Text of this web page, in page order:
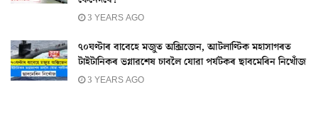
3 YEARS AGO
৭০ঘণ্টাৰ বাবেহে মজুত অক্সিজেন, আটলাণ্টিক মহাসাগৰত
টাইটানিকৰ ভগ্নাৱশেষ চাবলৈ যোৱা পৰ্যটকৰ ছাবমেৰিন নিখোঁজ
3 YEARS AGO